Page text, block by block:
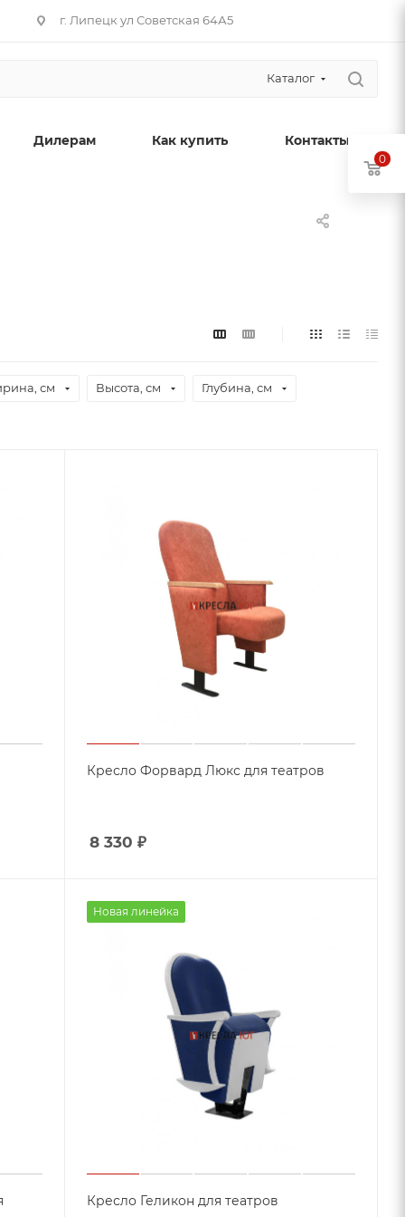
г. Липецк ул Советская 64А5
Каталог
Дилерам Как купить Контакты
см Высота, см Глубина, см
Кресло Форвард Люкс для театров
8 330 ₽
Новая линейка
Кресло Геликон для театров
0